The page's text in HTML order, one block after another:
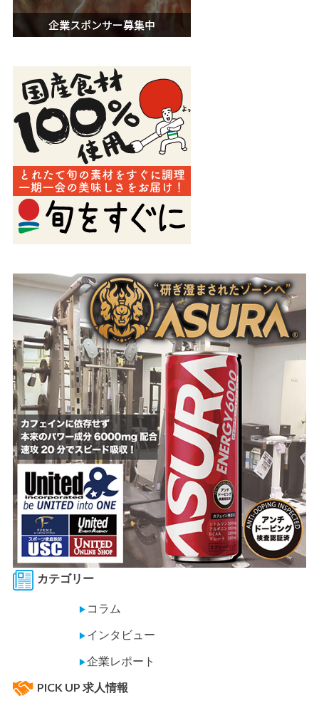
カテゴリー
▶ コラム
▶ インタビュー
▶企業レポート
PICK UP 求人情報